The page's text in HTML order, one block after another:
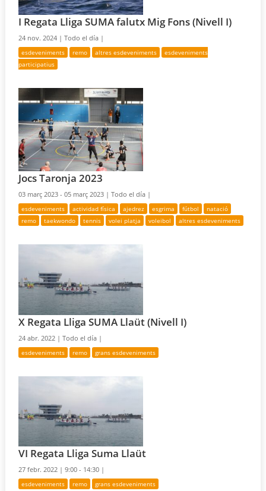
I Regata Lliga SUMA falutx Mig Fons (Nivell I)
24 nov. 2024 |Todo el día |
esdeveniments remo altres esdeveniments
esdeveniments
participatius
Jocs Taronja 2023
03 març 2023 - 05 març 2023 |Todo el día |
esdeveniments actividad física ajedrez esgrima fútbol
natació
remo
taekwondo tennis volei platja voleibol altres esdeveniments
X Regata Lliga SUMA Llaüt (Nivell I)
24 abr. 2022 |Todo el día |
esdeveniments remo grans esdeveniments
VI Regata Lliga Suma Llaüt
27 febr. 2022 |9:00 - 14:30 |
esdeveniments remo grans esdeveniments